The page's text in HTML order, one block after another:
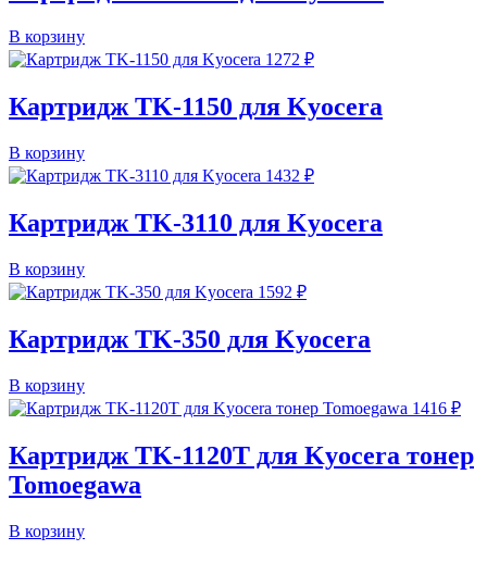
В корзину
1272 ₽
Картридж TK-1150 для Kyocera
В корзину
1432 ₽
Картридж TK-3110 для Kyocera
В корзину
1592 ₽
Картридж TK-350 для Kyocera
В корзину
1416 ₽
Картридж TK-1120T для Kyocera тонер
Tomoegawa
В корзину